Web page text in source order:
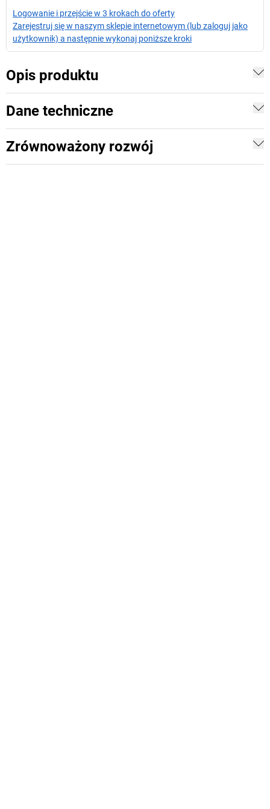
Logowanie i przejście w 3 krokach do oferty
Zarejestruj się w naszym sklepie internetowym (lub zaloguj jako
użytkownik) a następnie wykonaj poniższe kroki
Opis produktu
Dane techniczne
Zrównoważony rozwój